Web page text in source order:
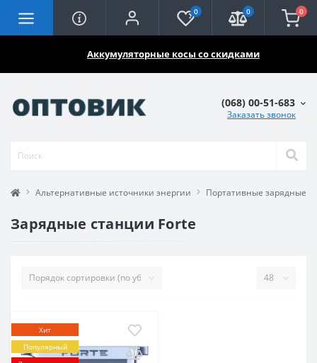
Аккумуляторные косы со скидками
0 0 0
(068) 00-51-683
Заказать звонок
Альтернативные источники энергии Портативные зарядные
Зарядные станции Forte
Хит
Популярный